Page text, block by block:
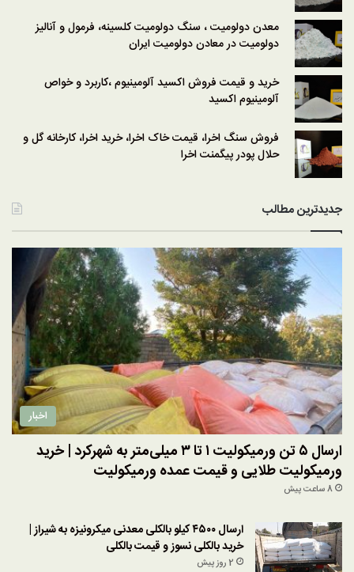
معدن دولومیت ، سنگ دولومیت کلسینه، فرمول و آنالیز
دولومیت در معادن دولومیت ایران
خرید و قیمت فروش اکسید آلومینیوم ،کاربرد و خواص
آلومینیوم اکسید
فروش سنگ اخرا، قیمت خاک اخرا، خرید اخرا، کارخانه گل و
حلال پودر پیگمنت اخرا
جدیدترین مطالب
اخبار
ارسال ۵ تن ورمیکولیت ۱ تا ۳ میلی‌متر به شهرکرد | خرید
ورمیکولیت طلایی و قیمت عمده ورمیکولیت
8 ساعت پیش
ارسال ۴۵۰۰ کیلو بالکلی معدنی میکرونیزه به شیراز |
خرید بالکلی نسوز و قیمت بالکلی
2 روز پیش